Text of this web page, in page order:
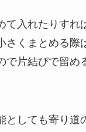
て入れたりすれ
さくまとめる際
で片結びで留め
としても寄り道